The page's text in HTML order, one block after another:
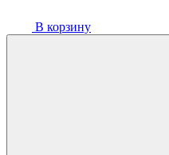
В корзину